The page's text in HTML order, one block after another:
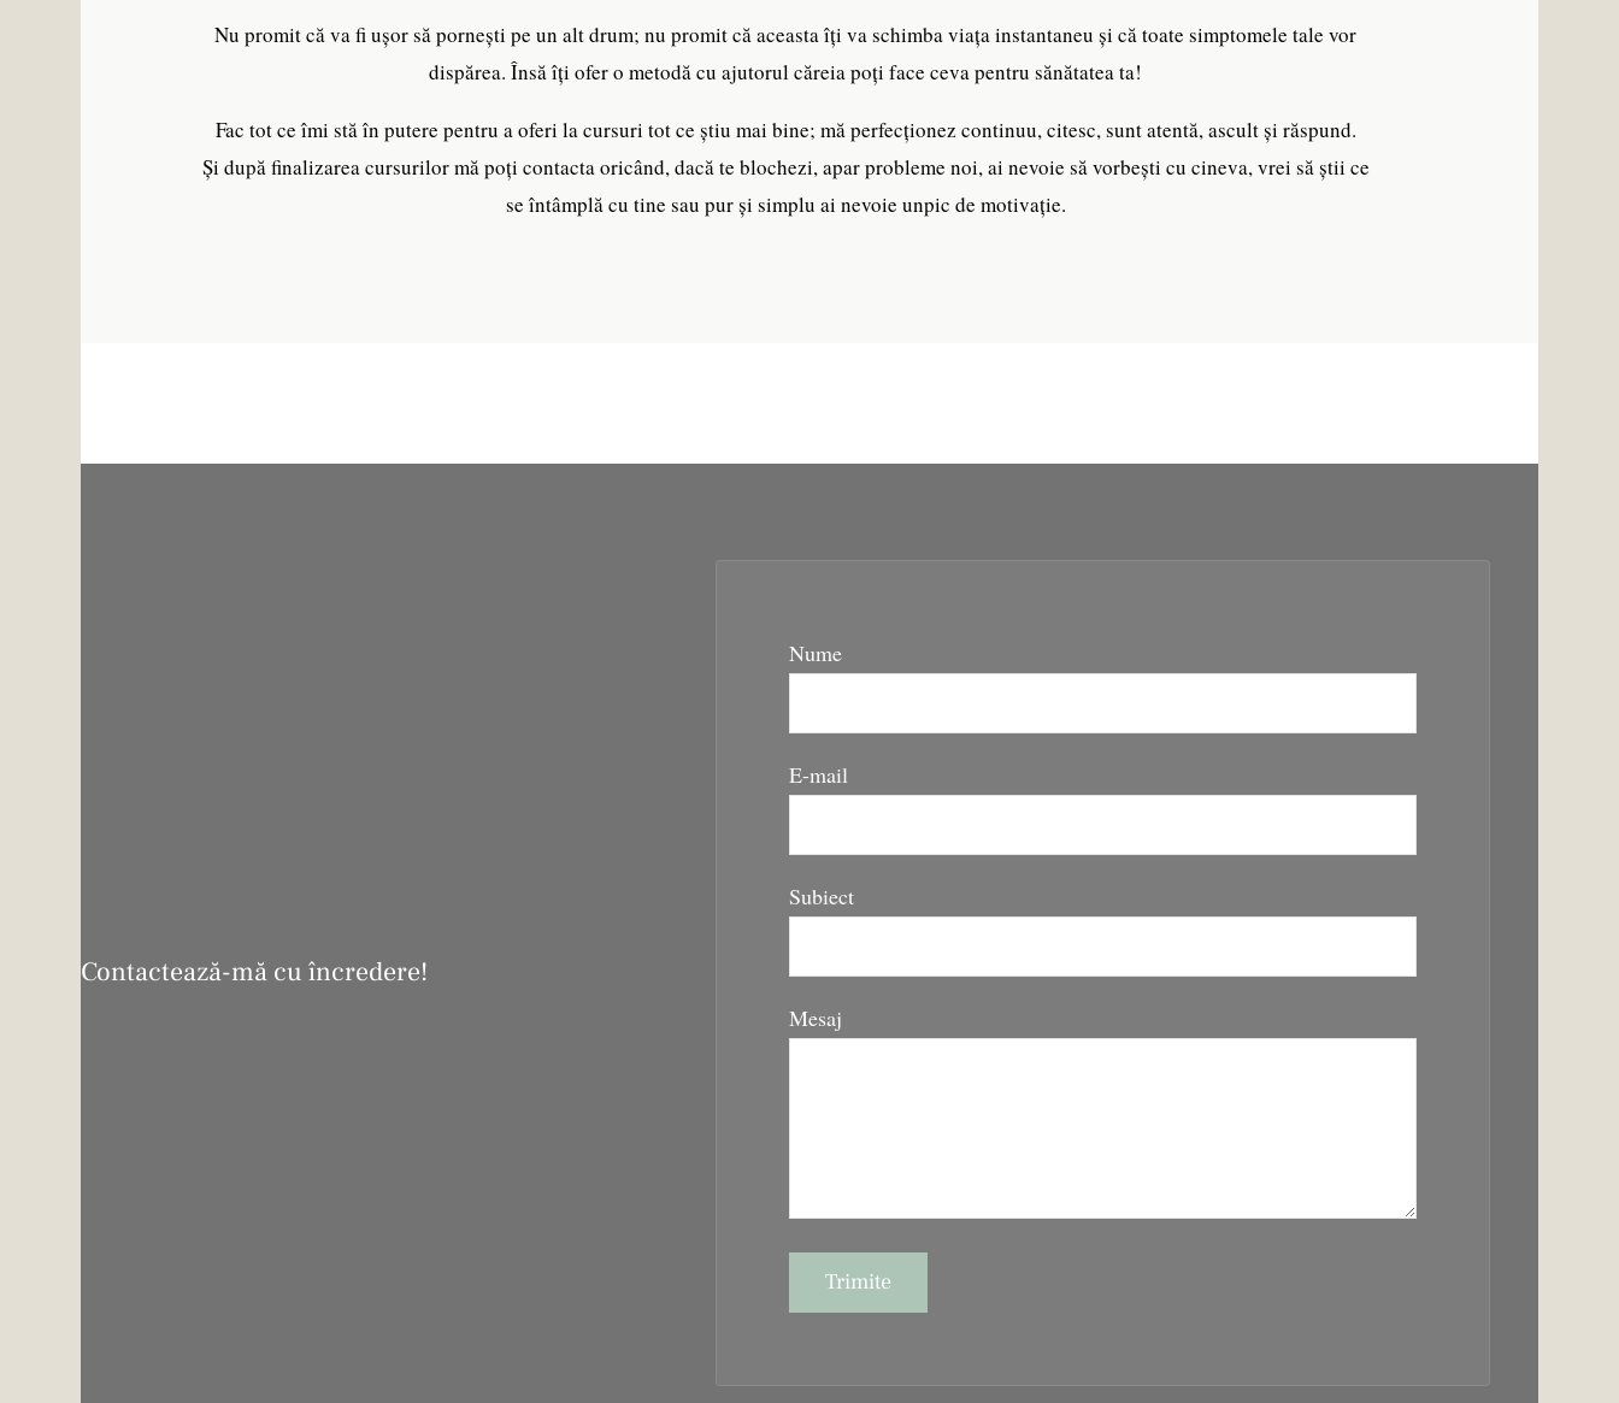
Nu promit că va fi ușor să pornești pe un alt drum; nu promit că aceasta îți va schimba viața instantaneu și că toate simptomele tale vor
dispărea. Însă îți ofer o metodă cu ajutorul căreia poți face ceva pentru sănătatea ta!
Fac tot ce îmi stă în putere pentru a oferi la cursuri tot ce știu mai bine; mă perfecționez continuu, citesc, sunt atentă, ascult și răspund.
Și după finalizarea cursurilor mă poți contacta oricând, dacă te blochezi, apar probleme noi, ai nevoie să vorbești cu cineva, vrei să știi ce
se întâmplă cu tine sau pur și simplu ai nevoie unpic de motivație.
Contactează-mă cu încredere!
Nume
E-mail
Subiect
Mesaj